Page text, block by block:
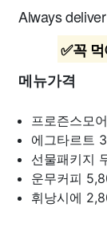
Always
✅꼭
메뉴가격
프로즌스모어
에그타르트
선물패키지
운무커피
휘낭시에